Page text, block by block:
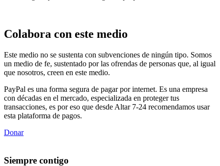
Colabora con este medio
Este medio no se sustenta con subvenciones de ningún tipo. Somos
un medio de fe, sustentado por las ofrendas de personas que, al igual
que nosotros, creen en este medio.
PayPal es una forma segura de pagar por internet. Es una empresa
con décadas en el mercado, especializada en proteger tus
transacciones, es por eso que desde Altar 7-24 recomendamos usar
esta plataforma de pagos.
Donar
Siempre contigo